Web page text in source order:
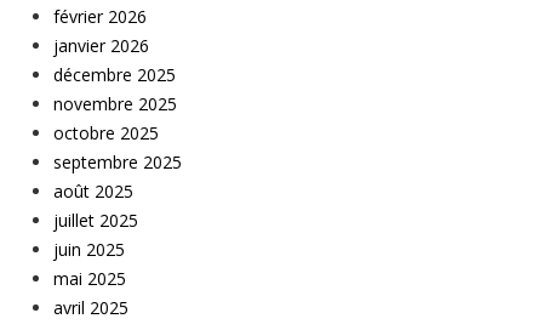
février 2026
janvier 2026
décembre 2025
novembre 2025
octobre 2025
septembre 2025
août 2025
juillet 2025
juin 2025
mai 2025
avril 2025